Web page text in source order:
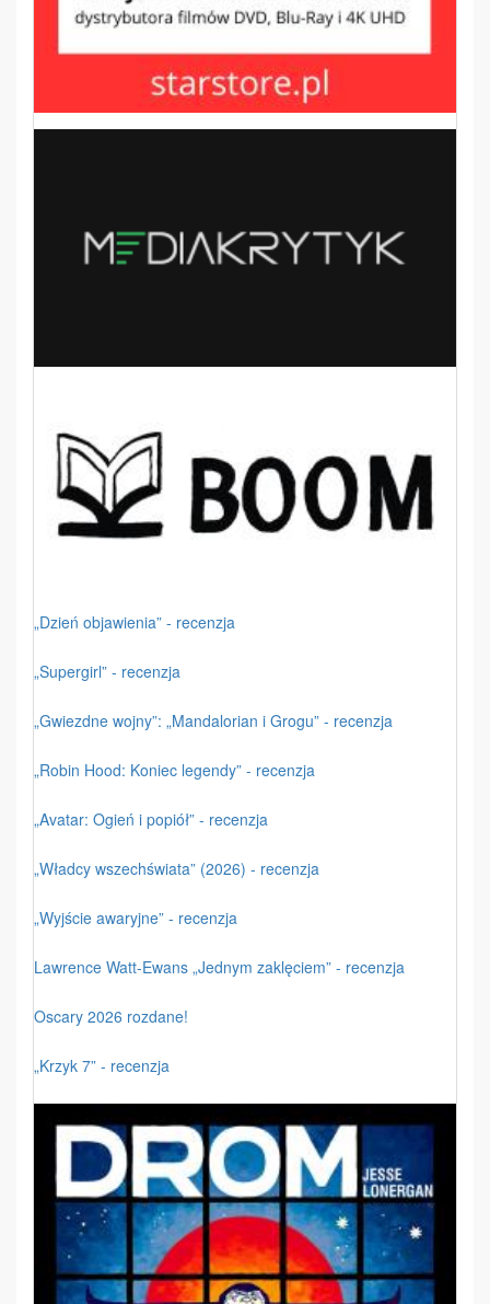
„Dzień objawienia” - recenzja
„Supergirl” - recenzja
„Gwiezdne wojny”: „Mandalorian i Grogu” - recenzja
„Robin Hood: Koniec legendy” - recenzja
„Avatar: Ogień i popiół” - recenzja
„Władcy wszechświata” (2026) - recenzja
„Wyjście awaryjne” - recenzja
Lawrence Watt-Ewans „Jednym zaklęciem” - recenzja
Oscary 2026 rozdane!
„Krzyk 7” - recenzja